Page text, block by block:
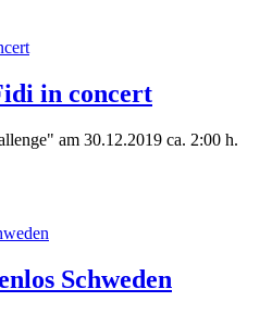
in concert
am 30.12.2019 ca. 2:00 h.
Schweden